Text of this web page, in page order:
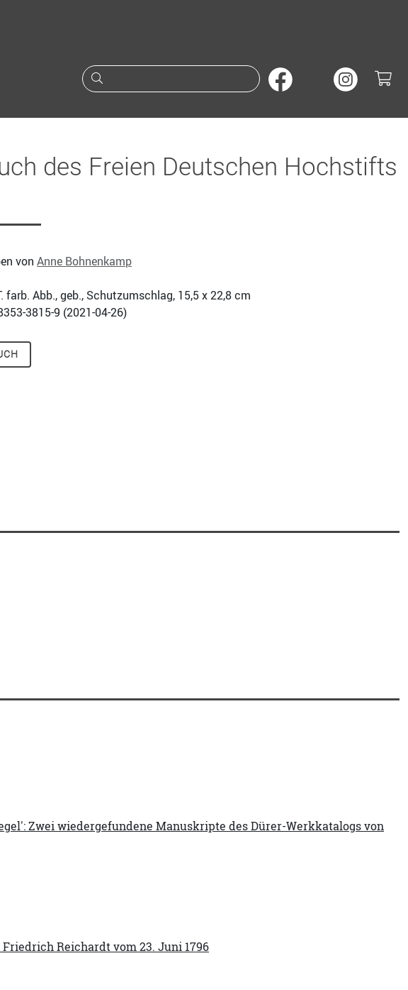
Suche nach Büchern oder
des Freien Deutschen Hochstifts
von Anne Bohnenkamp
farb. Abb., geb., Schutzumschlag, 15,5 x 22,8 cm
3815-9 (2021-04-26)
Zwei wiedergefundene Manuskripte des Dürer-Werkkatalogs von
Reichardt vom 23. Juni 1796